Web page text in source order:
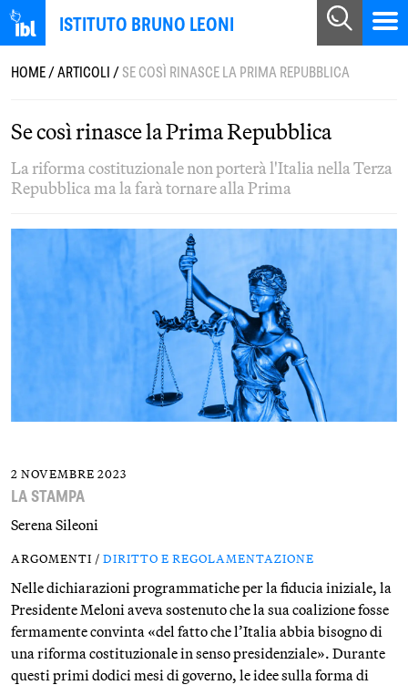
ISTITUTO BRUNO LEONI
HOME/ARTICOLI/SE COSÌ RINASCE LA PRIMA REPUBBLICA
Se così rinasce la Prima Repubblica
La riforma costituzionale non porterà l'Italia nella Terza
Repubblica ma la farà tornare alla Prima
2 NOVEMBRE 2023
LA STAMPA
Serena Sileoni
ARGOMENTI / DIRITTO E REGOLAMENTAZIONE
Nelle dichiarazioni programmatiche per la fiducia iniziale, la
Presidente Meloni aveva sostenuto che la sua coalizione fosse
fermamente convinta «del fatto che l’Italia abbia bisogno di
una riforma costituzionale in senso presidenziale». Durante
questi primi dodici mesi di governo, le idee sulla forma di